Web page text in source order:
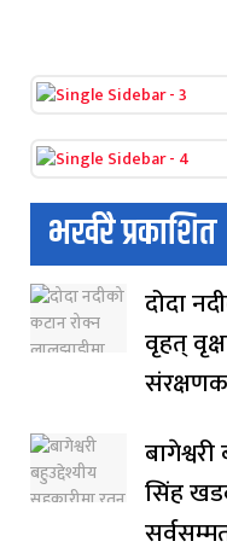
भर्खरै प्रकाशित
दोदा
वृहत्
सिंह